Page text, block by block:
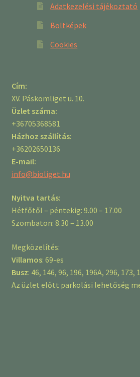
Adatkezelési tájékoztató
Boltképek
Cookies
Cím:
XV. Páskomliget u. 10.
Üzlet száma:
+36705368581
Házhoz szállítás:
+36202650136
E-mail:
info@bioliget.hu
Nyitva tartás:
Hétfőtől – péntekig: 9.00 – 17.00
Szombaton: 8.30 – 13.00
Megközelítés:
Villamos: 69-es
Busz: 46, 146, 96, 196, 196A, 296, 173,
Az üzlet előtt parkolási lehetőség